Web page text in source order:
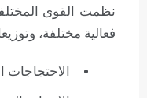
فعالية مختلفة،
الاحتجاجات